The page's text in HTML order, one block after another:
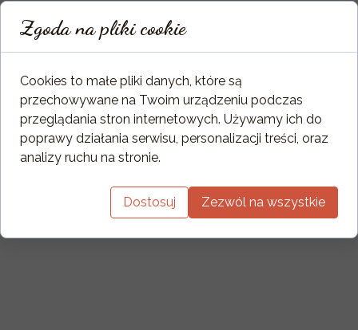
Zgoda na pliki cookie
Cookies to małe pliki danych, które są
przechowywane na Twoim urządzeniu podczas
przeglądania stron internetowych. Używamy ich do
poprawy działania serwisu, personalizacji treści, oraz
analizy ruchu na stronie.
Dostosuj Zezwól na wszystkie